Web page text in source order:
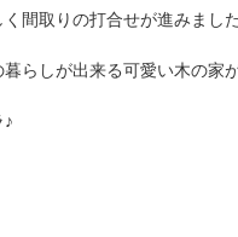
間取りの打合せが進みまし
らしが出来る可愛い木の家